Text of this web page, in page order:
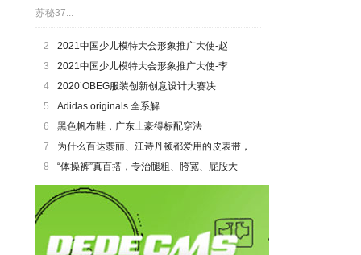
苏秘37...
2
2021中国少儿模特大会形象推广大使-赵
3
2021中国少儿模特大会形象推广大使-李
4
2020’OBEG服装创新创意设计大赛决
5
Adidas originals 全系解
6
黑色帆布鞋，广东土豪得标配穿法
7
为什么百达翡丽、江诗丹顿都爱用的皮表带，
8
“体操裤”真百搭，专治腿粗、胯宽、屁股大